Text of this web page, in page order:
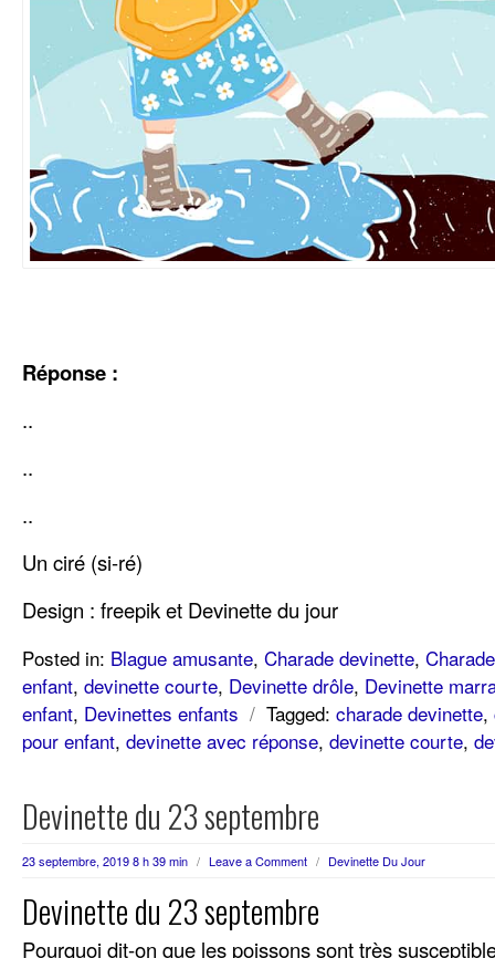
Réponse :
..
..
..
Un ciré (si-ré)
Design : freepik et Devinette du jour
Posted in: Blague amusante, Charade devinette,
enfant, devinette courte, Devinette drôle, Devinette
enfant, Devinettes enfants / Tagged: charade devinette,
pour enfant, devinette avec réponse, devinette courte,
Devinette du 23 septembre
23 septembre, 2019 8 h 39 min / Leave a Comment / Devinette Du Jour
Devinette du 23 septembre
Pourquoi dit-on que les poissons sont très